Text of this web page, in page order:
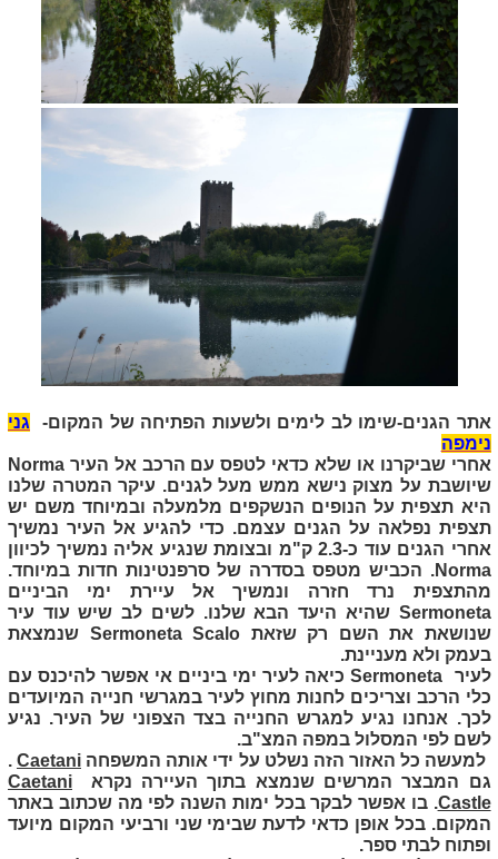
אתר הגנים-שימו לב לימים ולשעות הפתיחה של המקום- גני
נימפה
אחרי שביקרנו או שלא כדאי לטפס עם הרכב אל העיר Norma
שיושבת על מצוק נישא ממש מעל לגנים. עיקר המטרה שלנו
היא תצפית על הנופים הנשקפים מלמעלה ובמיוחד משם יש
תצפית נפלאה על הגנים עצמם. כדי להגיע אל העיר נמשיך
אחרי הגנים עוד כ-2.3 ק"מ ובצומת שנגיע אליה נמשיך לכיוון
Norma. הכביש מטפס בסדרה של סרפנטינות חדות במיוחד.
מהתצפית נרד חזרה ונמשיך אל עיירת ימי הביניים
Sermoneta שהיא היעד הבא שלנו. לשים לב שיש עוד עיר
שנושאת את השם רק שזאת Sermoneta Scalo שנמצאת
בעמק ולא מעניינת.
לעיר
Sermonetaכיאה לעיר ימי ביניים אי אפשר להיכנס עם
כלי הרכב וצריכים לחנות מחוץ לעיר במגרשי חנייה המיועדים
לכך. אנחנו נגיע למגרש החנייה בצד הצפוני של העיר. נגיע
לשם לפי המסלול במפה המצ"ב.
למעשה כל האזור הזה נשלט על ידי אותה המשפחה Caetani
.
גם המבצר המרשים שנמצא בתוך העיירה נקרא Caetani
Castle. בו אפשר לבקר בכל ימות השנה לפי מה שכתוב באתר
המקום. בכל אופן כדאי לדעת שבימי שני ורביעי המקום מיועד
ופתוח לבתי ספר.